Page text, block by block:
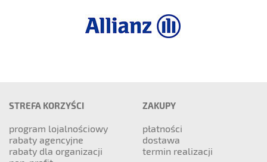
STREFA KORZYŚCI
program lojalnościowy
rabaty agencyjne
rabaty dla organizacji
ZAKUPY
płatności
dostawa
termin realizacji